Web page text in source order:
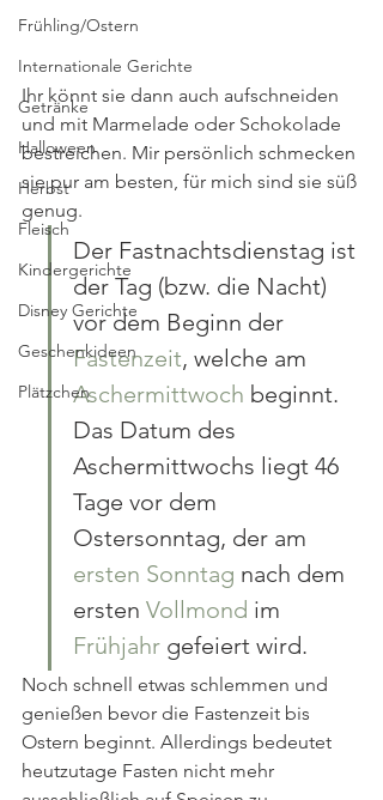
Frühling/Ostern
Internationale Gerichte
Getränke
Halloween
Herbst
Fleisch
Kindergerichte
Disney Gerichte
Geschenkideen
Plätzchen
Ihr könnt sie dann auch aufschneiden
und mit Marmelade oder Schokolade
bestreichen. Mir persönlich schmecken
sie pur am besten, für mich sind sie süß
genug.
Der Fastnachtsdienstag ist
der Tag (bzw. die Nacht)
vor dem Beginn der
Fastenzeit, welche am
Aschermittwoch beginnt.
Das Datum des
Aschermittwochs liegt 46
Tage vor dem
Ostersonntag, der am
ersten Sonntag nach dem
ersten Vollmond im
Frühjahr gefeiert wird.
Noch schnell etwas schlemmen und
genießen bevor die Fastenzeit bis
Ostern beginnt. Allerdings bedeutet
heutzutage Fasten nicht mehr